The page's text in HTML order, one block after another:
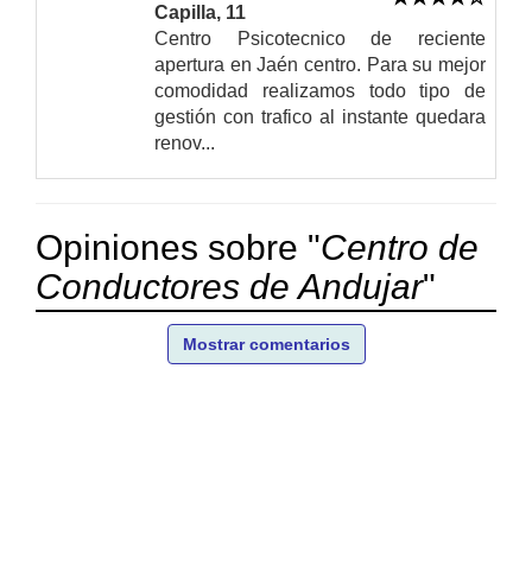
Capilla, 11
Centro Psicotecnico de reciente
apertura en Jaén centro. Para su mejor
comodidad realizamos todo tipo de
gestión con trafico al instante quedara
renov...
Opiniones sobre "Centro de
Conductores de Andujar"
Mostrar comentarios